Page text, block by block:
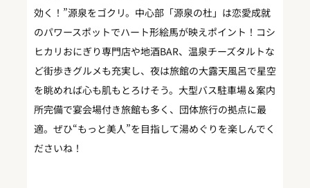
効く！”源泉をゴクリ。中心部「源泉の杜」は恋愛成就
のパワースポットでハート形絵馬が映えポイント！コシ
ヒカリおにぎり専門店や地酒BAR、温泉チーズタルトな
ど街歩きグルメも充実し、夜は旅館の大露天風呂で星空
を眺めれば心も肌もとろけそう。大型バス駐車場＆案内
所完備で宴会場付き旅館も多く、団体旅行の拠点に最
適。ぜひ“もっと美人”を目指して湯めぐりを楽しんでく
ださいね！